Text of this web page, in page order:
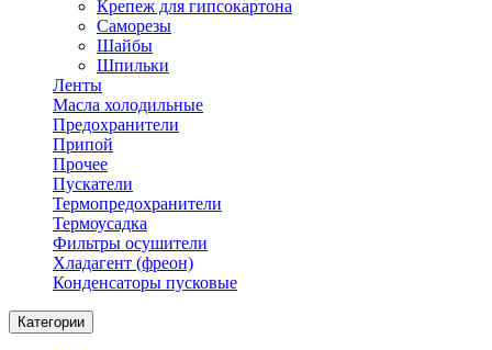
Крепеж для гипсокартона
Саморезы
Шайбы
Шпильки
Ленты
Масла холодильные
Предохранители
Припой
Прочее
Пускатели
Термопредохранители
Термоусадка
Фильтры осушители
Хладагент (фреон)
Конденсаторы пусковые
Категории